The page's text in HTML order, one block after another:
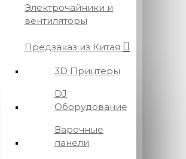
Электрочайники и
вентиляторы
Предзаказ из Китая
3D Принтеры
DJ
Оборудование
Варочные
панели